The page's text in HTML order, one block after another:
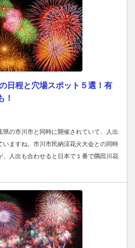
日程と穴場スポット５選！有
！
の市川市と同時に開催されていて、人出
いますね。市川市民納涼花火大会との同時
、人出も合わせると日本で１番で隅田川花